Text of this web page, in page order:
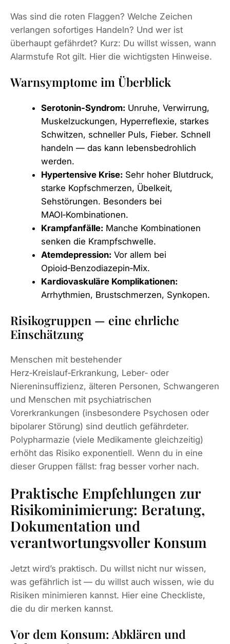
Was sind die roten Flaggen? Welche Zeichen
verlangen sofortiges Handeln? Und wer ist
überhaupt gefährdet? Kurz: Du willst wissen, wann
Alarmstufe Rot gilt. Hier die wichtigsten Hinweise.
Warnsymptome im Überblick
Serotonin‑Syndrom: Unruhe, Verwirrung,
Muskelzuckungen, Hyperreflexie, starkes
Schwitzen, schneller Puls, Fieber. Schnell
handeln — das kann lebensbedrohlich
werden.
Hypertensive Krise: Sehr hoher Blutdruck,
starke Kopfschmerzen, Übelkeit,
Sehstörungen. Besonders bei
MAOI‑Kombinationen.
Krampfanfälle: Manche Kombinationen
senken die Krampfschwelle.
Atemdepression: Vor allem bei
Opioid‑Benzodiazepin‑Mix.
Kardiovaskuläre Komplikationen:
Arrhythmien, Brustschmerzen, Synkopen.
Risikogruppen — eine ehrliche
Einschätzung
Menschen mit bestehender
Herz‑Kreislauf‑Erkrankung, Leber‑ oder
Niereninsuffizienz, älteren Personen, Schwangeren
und Menschen mit psychiatrischen
Vorerkrankungen (insbesondere Psychosen oder
bipolarer Störung) sind deutlich gefährdeter.
Polypharmazie (viele Medikamente gleichzeitig)
erhöht das Risiko exponentiell. Wenn du in eine
dieser Gruppen fällst: frag besser vorher nach.
Praktische Empfehlungen zur
Risikominimierung: Beratung,
Dokumentation und
verantwortungsvoller Konsum
Jetzt wird’s praktisch. Du willst nicht nur wissen,
was gefährlich ist — du willst auch wissen, wie du
Risiken minimieren kannst. Hier eine Checkliste,
die du dir merken kannst.
Vor dem Konsum: Abklären und